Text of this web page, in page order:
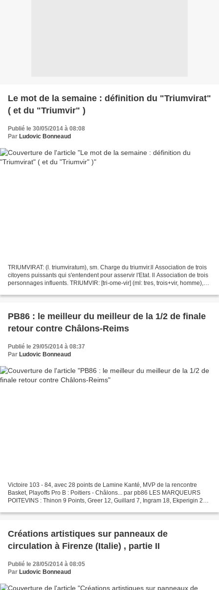
Le mot de la semaine : définition du "Triumvirat"
( et du "Triumvir" )
Publié le 30/05/2014 à 08:08
Par Ludovic Bonneaud
TRIUMVIRAT: (l. triumviratum), sm. Charge du triumvir.ll Association de trois
citoyens puissants qui s'entendent pour asservir l'Etat. ll Association de trois
personnages influents. TRIUMVIR: [tri-ome-vir] (ml: tres, trois+vir, homme),
PB86 : le meilleur du meilleur de la 1/2 de finale
retour contre Châlons-Reims
Publié le 29/05/2014 à 08:37
Par Ludovic Bonneaud
Victoire 103 - 84, avec 28 points de Lamine Kanté, MVP de la rencontre
Basket, Playoffs Pro B : Poitiers - Châlons... par pb86 LES MARQUEURS
POITEVINS : Thinon 9 Points, Greer 12, Guillard 7, Ingram 18, Ekperigin 20,
Créations artistiques sur panneaux de
circulation à Firenze (Italie) , partie II
Publié le 28/05/2014 à 08:05
Par Ludovic Bonneaud